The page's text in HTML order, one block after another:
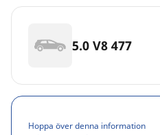
5.0 V8 477
Hoppa över denna information